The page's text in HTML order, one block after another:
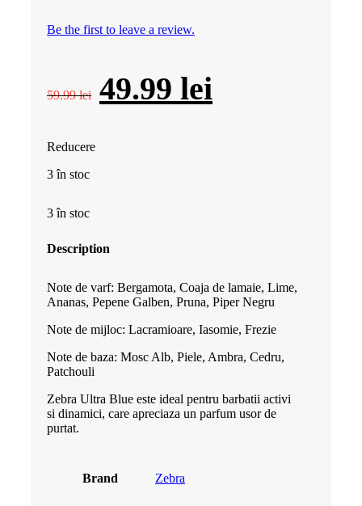
Be the first to leave a review.
59.99lei Prețul
59.99 lei.
49.99 lei
Reducere
3 în stoc
3 în stoc
Description
Note de varf: Bergamota, Coaja de lamaie, Lime,
Ananas, Pepene Galben, Pruna, Piper Negru
Note de mijloc: Lacramioare, Iasomie, Frezie
Note de baza: Mosc Alb, Piele, Ambra, Cedru,
Patchouli
Zebra Ultra Blue este ideal pentru barbatii activi
si dinamici, care apreciaza un parfum usor de
purtat.
Brand Zebra